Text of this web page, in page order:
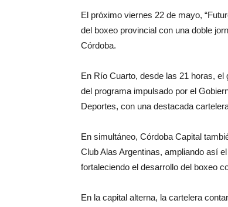
El próximo viernes 22 de mayo,
del boxeo provincial con una doble
Córdoba.
En Río Cuarto, desde las 21 horas,
del programa impulsado por el
Deportes, con una destacada
En simultáneo, Córdoba Capital
Club Alas Argentinas, ampliando así
fortaleciendo el desarrollo del boxeo
En la capital alterna, la cartelera